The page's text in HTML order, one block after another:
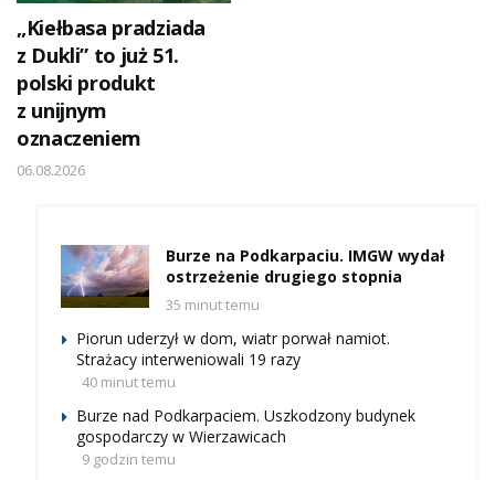
„Kiełbasa pradziada
z Dukli” to już 51.
polski produkt
z unijnym
oznaczeniem
06.08.2026
Burze na Podkarpaciu. IMGW wydał
ostrzeżenie drugiego stopnia
35 minut temu
Piorun uderzył w dom, wiatr porwał namiot.
Strażacy interweniowali 19 razy
40 minut temu
Burze nad Podkarpaciem. Uszkodzony budynek
gospodarczy w Wierzawicach
9 godzin temu